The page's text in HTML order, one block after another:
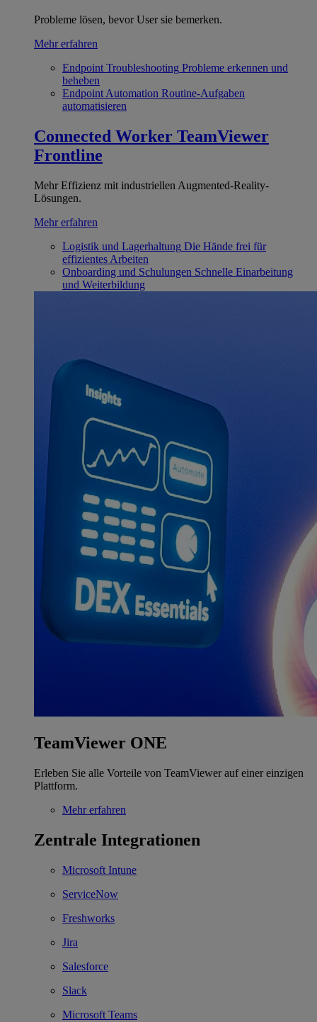
Probleme lösen, bevor User sie bemerken.
Mehr erfahren
Endpoint Troubleshooting Probleme erkennen und
beheben
Endpoint Automation Routine-Aufgaben
automatisieren
Connected Worker TeamViewer
Frontline
Mehr Effizienz mit industriellen Augmented-Reality-
Lösungen.
Mehr erfahren
Logistik und Lagerhaltung Die Hände frei für
effizientes Arbeiten
Onboarding und Schulungen Schnelle Einarbeitung
und Weiterbildung
TeamViewer ONE
Erleben Sie alle Vorteile von TeamViewer auf einer einzigen
Plattform.
Mehr erfahren
Zentrale Integrationen
Microsoft Intune
ServiceNow
Freshworks
Jira
Salesforce
Slack
Microsoft Teams